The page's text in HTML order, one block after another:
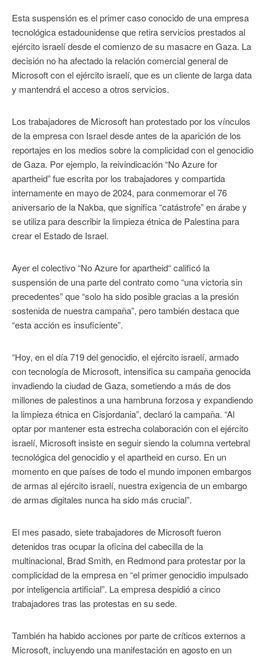
Esta suspensión es el primer caso conocido de una empresa
tecnológica estadounidense que retira servicios prestados al
ejército israelí desde el comienzo de su masacre en Gaza. La
decisión no ha afectado la relación comercial general de
Microsoft con el ejército israelí, que es un cliente de larga data
y mantendrá el acceso a otros servicios.
Los trabajadores de Microsoft han protestado por los vínculos
de la empresa con Israel desde antes de la aparición de los
reportajes en los medios sobre la complicidad con el genocidio
de Gaza. Por ejemplo, la reivindicación “No Azure for
apartheid” fue escrita por los trabajadores y compartida
internamente en mayo de 2024, para conmemorar el 76
aniversario de la Nakba, que significa “catástrofe” en árabe y
se utiliza para describir la limpieza étnica de Palestina para
crear el Estado de Israel.
Ayer el colectivo “No Azure for apartheid“ calificó la
suspensión de una parte del contrato como “una victoria sin
precedentes” que “solo ha sido posible gracias a la presión
sostenida de nuestra campaña”, pero también destaca que
“esta acción es insuficiente”.
“Hoy, en el día 719 del genocidio, el ejército israelí, armado
con tecnología de Microsoft, intensifica su campaña genocida
invadiendo la ciudad de Gaza, sometiendo a más de dos
millones de palestinos a una hambruna forzosa y expandiendo
la limpieza étnica en Cisjordania”, declaró la campaña. “Al
optar por mantener esta estrecha colaboración con el ejército
israelí, Microsoft insiste en seguir siendo la columna vertebral
tecnológica del genocidio y el apartheid en curso. En un
momento en que países de todo el mundo imponen embargos
de armas al ejército israelí, nuestra exigencia de un embargo
de armas digitales nunca ha sido más crucial”.
El mes pasado, siete trabajadores de Microsoft fueron
detenidos tras ocupar la oficina del cabecilla de la
multinacional, Brad Smith, en Redmond para protestar por la
complicidad de la empresa en “el primer genocidio impulsado
por inteligencia artificial”. La empresa despidió a cinco
trabajadores tras las protestas en su sede.
También ha habido acciones por parte de críticos externos a
Microsoft, incluyendo una manifestación en agosto en un